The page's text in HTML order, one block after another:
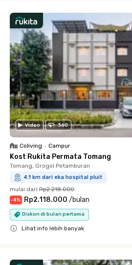
Video 360
Coliving • Campur
Kost Rukita Permata Tomang
Tomang, Grogol Petamburan
4.1 km dari eka hospital pluit
mulai dari Rp2.218.000
-4% Rp2.118.000 /bulan
Diskon di bulan pertama
Lihat info lebih banyak